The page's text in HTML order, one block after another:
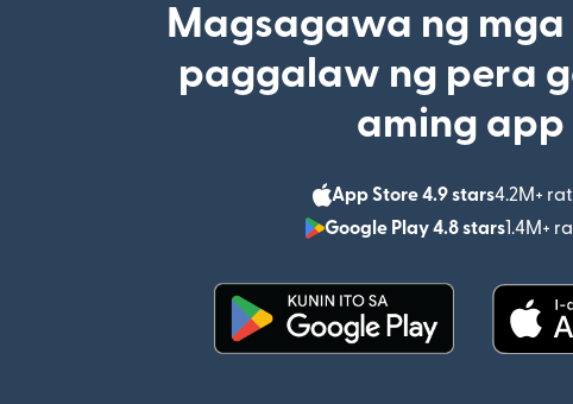
Magsagawa ng
paggalaw ng pera
aming app
App Store 4.9 stars4.2M+
Google Play 4.8 stars1.4M+